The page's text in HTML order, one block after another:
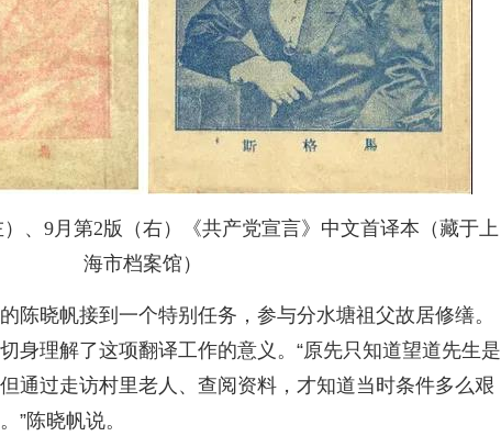
）、9月第2版（右）《共产党宣言》中文首译本（藏于上
海市档案馆）
陈晓帆接到一个特别任务，参与分水塘祖父故居修缮。
身理解了这项翻译工作的意义。“原先只知道望道先生是
通过走访村里老人、查阅资料，才知道当时条件多么艰
”陈晓帆说。